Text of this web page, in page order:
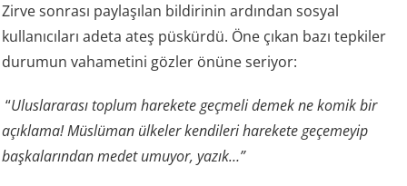
Zirve sonrası paylaşılan bildirinin ardından sosyal
kullanıcıları adeta ateş püskürdü. Öne çıkan bazı tepkiler
durumun vahametini gözler önüne seriyor:
“Uluslararası toplum harekete geçmeli demek ne komik bir
açıklama! Müslüman ülkeler kendileri harekete geçemeyip
başkalarından medet umuyor, yazık…”